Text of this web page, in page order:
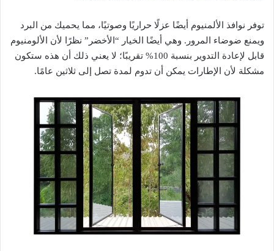
توفر نوافذ الألمنيوم أيضًا عزلًا حراريًا وصوتيًا، مما يحميك من البرد
ويمنع ضوضاء المرور. وهي أيضًا الخيار “الأخضر” نظرًا لأن الألومنيوم
قابل لإعادة التدوير بنسبة 100% تقريبًا؛ لا يعني ذلك أن هذه ستكون
مشكلة لأن الإطارات يمكن أن تدوم لمدة تصل إلى ثلاثين عامًا.